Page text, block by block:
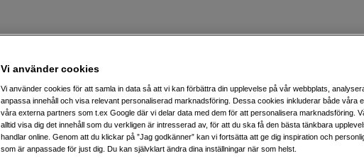
Sony ECM-B1M
Kompakt och unik
till Sony
Vi använder cookies
Vi använder cookies för att samla in data så att vi kan förbättra din upplevelse på vår webbplats,
anpassa innehåll och visa relevant personaliserad marknadsföring. Dessa cookies inkluderar både våra
våra externa partners som t.ex Google där vi delar data med dem för att personalisera marknadsföring.
alltid visa dig det innehåll som du verkligen är intresserad av, för att du ska få den bästa tänkbara
handlar online. Genom att du klickar på ”Jag godkänner” kan vi fortsätta att ge dig inspiration och
som är anpassade för just dig. Du kan självklart ändra dina inställningar när som helst.